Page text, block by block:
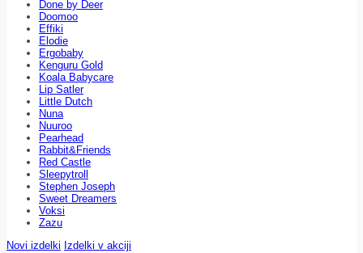
Done by Deer
Doomoo
Effiki
Elodie
Ergobaby
Kenguru Gold
Koala Babycare
Lip Satler
Little Dutch
Nuna
Nuuroo
Pearhead
Rabbit&Friends
Red Castle
Sleepytroll
Stephen Joseph
Sweet Dreamers
Voksi
Zazu
Novi izdelki Izdelki v akciji